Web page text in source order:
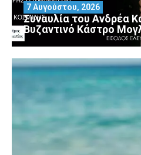
Συναυλία του Ανδρέα
Βυζαντινό Κάστρο
7 Αυγούστου, 2026